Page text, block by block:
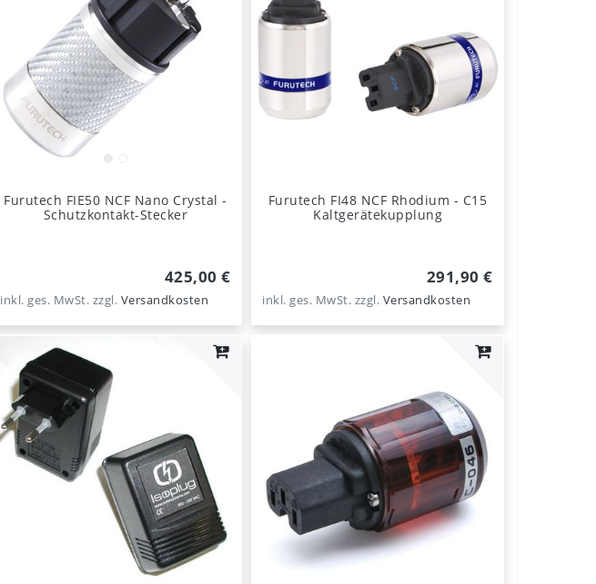
Furutech FIE50 NCF Nano Crystal -
Schutzkontakt-Stecker
425,00 €
inkl. ges. MwSt. zzgl. Versandkosten
Furutech FI48 NCF Rhodium - C15
Kaltgerätekupplung
291,90 €
inkl. ges. MwSt. zzgl. Versandkosten